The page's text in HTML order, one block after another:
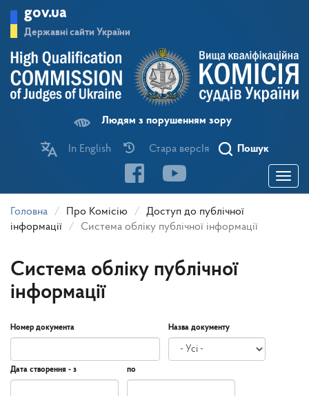
основного
матеріалу
gov.ua
Державні сайти України
Людям з порушенням зору
In English Стара версІя Пошук
Toggle
Головна Про Комісію
Доступ до публічної
інформації
Система обліку публічної інформації
Система обліку публічної
інформації
Номер документа Назва документу
Дата створення - з по